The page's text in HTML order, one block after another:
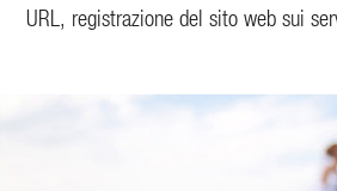
URL, registrazione del sito web sui